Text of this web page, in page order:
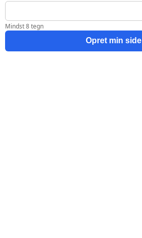
Mindst 8 tegn
Opret min side